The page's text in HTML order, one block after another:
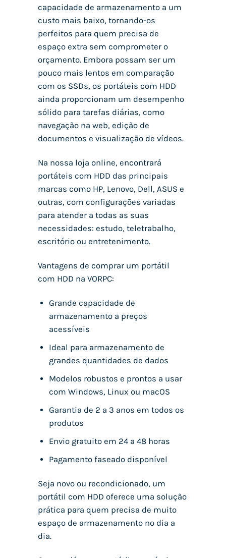
capacidade de armazenamento a um
custo mais baixo, tornando-os
perfeitos para quem precisa de
espaço extra sem comprometer o
orçamento. Embora possam ser um
pouco mais lentos em comparação
com os SSDs, os portáteis com HDD
ainda proporcionam um desempenho
sólido para tarefas diárias, como
navegação na web, edição de
documentos e visualização de vídeos.
Na nossa loja online, encontrará
portáteis com HDD das principais
marcas como HP, Lenovo, Dell, ASUS e
outras, com configurações variadas
para atender a todas as suas
necessidades: estudo, teletrabalho,
escritório ou entretenimento.
Vantagens de comprar um portátil
com HDD na VORPC:
Grande capacidade de
armazenamento a preços
acessíveis
Ideal para armazenamento de
grandes quantidades de dados
Modelos robustos e prontos a usar
com Windows, Linux ou macOS
Garantia de 2 a 3 anos em todos os
produtos
Envio gratuito em 24 a 48 horas
Pagamento faseado disponível
Seja novo ou recondicionado, um
portátil com HDD oferece uma solução
prática para quem precisa de muito
espaço de armazenamento no dia a
dia.